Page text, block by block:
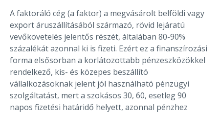
A faktoráló cég (a faktor) a megvásárolt belföldi vagy
export áruszállításából származó, rövid lejáratú
vevőkövetelés jelentős részét, általában 80-90%
százalékát azonnal ki is fizeti. Ezért ez a finanszírozási
forma elsősorban a korlátozottabb pénzeszközökkel
rendelkező, kis- és közepes beszállító
vállalkozásoknak jelent jól használható pénzügyi
szolgáltatást, mert a szokásos 30, 60, esetleg 90
napos fizetési határidő helyett, azonnal pénzhez